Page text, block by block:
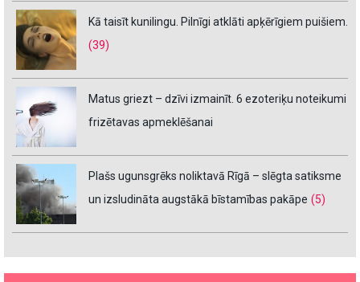
Kā taisīt kunilingu. Pilnīgi atklāti apķērīgiem puišiem.
(39)
Matus griezt – dzīvi izmainīt. 6 ezoteriķu noteikumi
frizētavas apmeklēšanai
Plašs ugunsgrēks noliktavā Rīgā – slēgta satiksme
un izsludināta augstākā bīstamības pakāpe (5)